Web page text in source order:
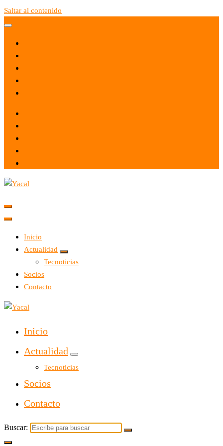
Saltar al contenido
Yacal micro hosting
Inicio
Actualidad
Tecnoticias
Socios
Contacto
Yacal micro hosting
Inicio
Actualidad
Tecnoticias
Socios
Contacto
Buscar: